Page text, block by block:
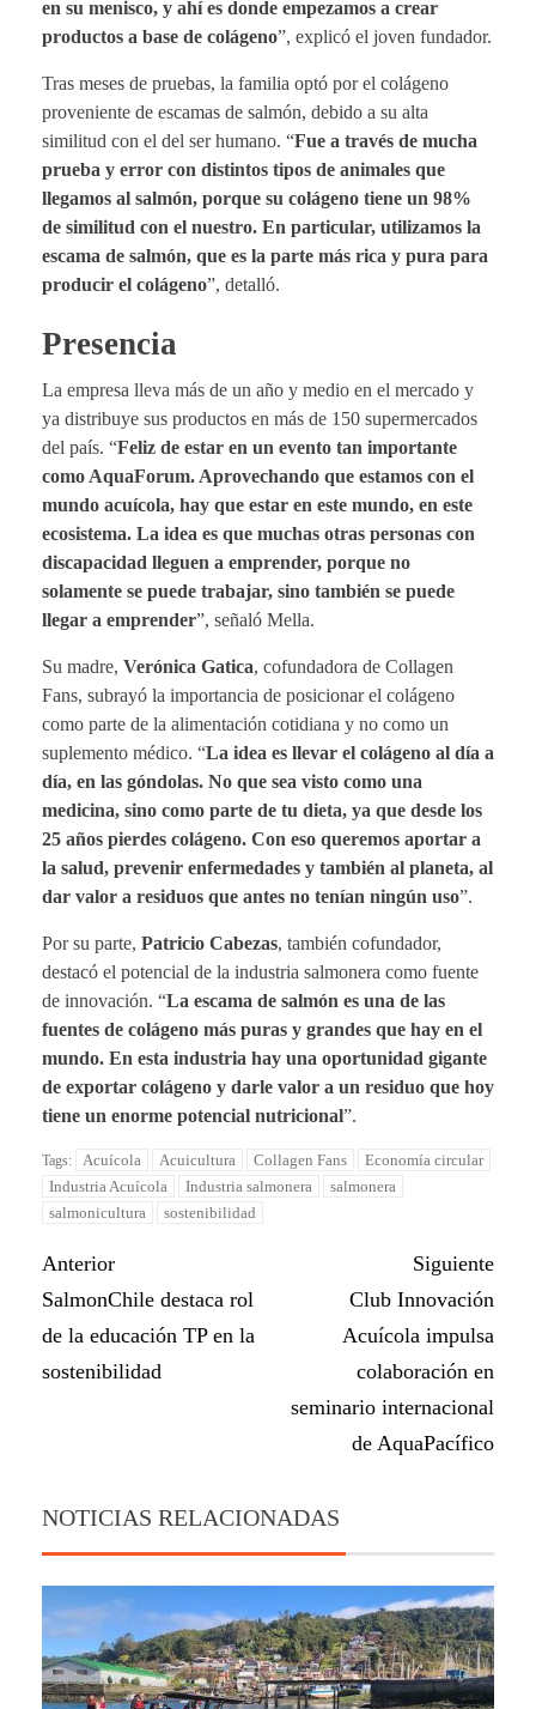
en su menisco, y ahí es donde empezamos a crear
productos a base de colágeno”, explicó el joven fundador.
Tras meses de pruebas, la familia optó por el colágeno
proveniente de escamas de salmón, debido a su alta
similitud con el del ser humano. “Fue a través de mucha
prueba y error con distintos tipos de animales que
llegamos al salmón, porque su colágeno tiene un 98%
de similitud con el nuestro. En particular, utilizamos la
escama de salmón, que es la parte más rica y pura para
producir el colágeno”, detalló.
Presencia
La empresa lleva más de un año y medio en el mercado y
ya distribuye sus productos en más de 150 supermercados
del país. “Feliz de estar en un evento tan importante
como AquaForum. Aprovechando que estamos con el
mundo acuícola, hay que estar en este mundo, en este
ecosistema. La idea es que muchas otras personas con
discapacidad lleguen a emprender, porque no
solamente se puede trabajar, sino también se puede
llegar a emprender”, señaló Mella.
Su madre, Verónica Gatica, cofundadora de Collagen
Fans, subrayó la importancia de posicionar el colágeno
como parte de la alimentación cotidiana y no como un
suplemento médico. “La idea es llevar el colágeno al día a
día, en las góndolas. No que sea visto como una
medicina, sino como parte de tu dieta, ya que desde los
25 años pierdes colágeno. Con eso queremos aportar a
la salud, prevenir enfermedades y también al planeta, al
dar valor a residuos que antes no tenían ningún uso”.
Por su parte, Patricio Cabezas, también cofundador,
destacó el potencial de la industria salmonera como fuente
de innovación. “La escama de salmón es una de las
fuentes de colágeno más puras y grandes que hay en el
mundo. En esta industria hay una oportunidad gigante
de exportar colágeno y darle valor a un residuo que hoy
tiene un enorme potencial nutricional”.
Tags: Acuícola Acuicultura Collagen Fans
Economía circular
Industria Acuícola
Industria salmonera
salmonera
salmonicultura
sostenibilidad
Anterior
SalmonChile destaca rol
de la educación TP en la
sostenibilidad
Siguiente
Club Innovación
Acuícola impulsa
colaboración en
seminario internacional
de AquaPacífico
NOTICIAS RELACIONADAS